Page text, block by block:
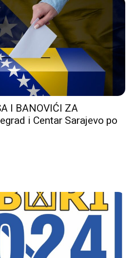
I BANOVIĆI ZA
i Centar Sarajevo po